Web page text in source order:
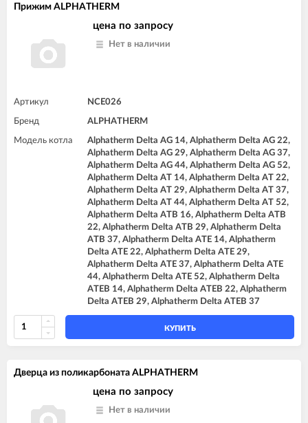
Прижим ALPHATHERM
цена по запросу
Нет в наличии
Артикул NCE026
Бренд ALPHATHERM
Модель котла
Alphatherm Delta AG 14, Alphatherm Delta AG 22,
Alphatherm Delta AG 29, Alphatherm Delta AG 37,
Alphatherm Delta AG 44, Alphatherm Delta AG 52,
Alphatherm Delta AT 14, Alphatherm Delta AT 22,
Alphatherm Delta AT 29, Alphatherm Delta AT 37,
Alphatherm Delta AT 44, Alphatherm Delta AT 52,
Alphatherm Delta ATB 16, Alphatherm Delta ATB
22, Alphatherm Delta ATB 29, Alphatherm Delta
ATB 37, Alphatherm Delta ATE 14, Alphatherm
Delta ATE 22, Alphatherm Delta ATE 29,
Alphatherm Delta ATE 37, Alphatherm Delta ATE
44, Alphatherm Delta ATE 52, Alphatherm Delta
ATEB 14, Alphatherm Delta ATEB 22, Alphatherm
Delta ATEB 29, Alphatherm Delta ATEB 37
КУПИТЬ
Дверца из поликарбоната ALPHATHERM
цена по запросу
Нет в наличии